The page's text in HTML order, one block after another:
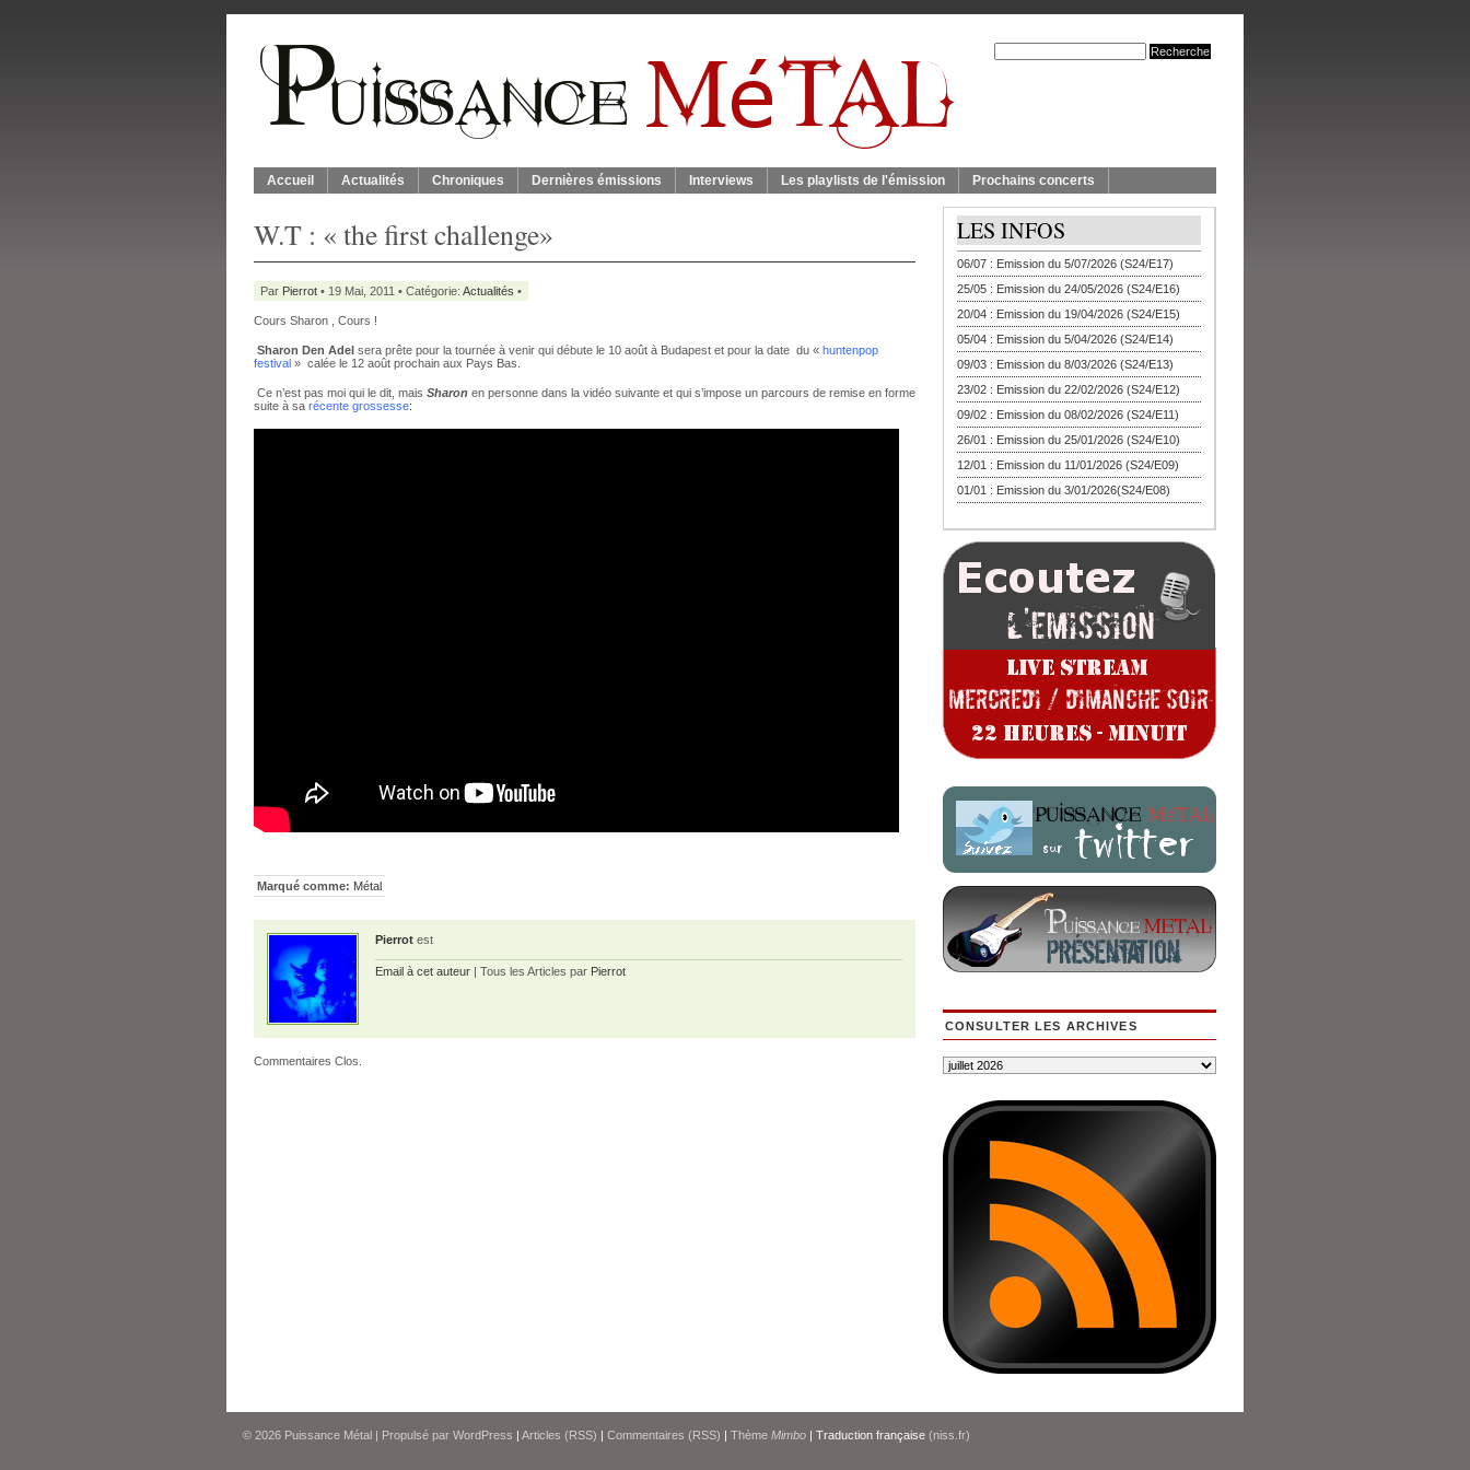
Accueil Actualités Chroniques Dernières émissions Interviews Les playlists de l'émission Prochains concerts
W.T : « the first challenge»
Par Pierrot • 19 Mai, 2011 • Catégorie: Actualités •
Cours Sharon , Cours !
Sharon Den Adel sera prête pour la tournée à venir qui débute le 10 août à Budapest et pour la date du « huntenpop
festival » calée le 12 août prochain aux Pays Bas.
Ce n’est pas moi qui le dit, mais Sharon en personne dans la vidéo suivante et qui s’impose un parcours de remise en forme
suite à sa récente grossesse:
Marqué comme: Métal
Pierrot est
Email à cet auteur | Tous les Articles par Pierrot
Commentaires Clos.
LES INFOS
06/07 : Emission du 5/07/2026 (S24/E17)
25/05 : Emission du 24/05/2026 (S24/E16)
20/04 : Emission du 19/04/2026 (S24/E15)
05/04 : Emission du 5/04/2026 (S24/E14)
09/03 : Emission du 8/03/2026 (S24/E13)
23/02 : Emission du 22/02/2026 (S24/E12)
09/02 : Emission du 08/02/2026 (S24/E11)
26/01 : Emission du 25/01/2026 (S24/E10)
12/01 : Emission du 11/01/2026 (S24/E09)
01/01 : Emission du 3/01/2026(S24/E08)
CONSULTER LES ARCHIVES
© 2026 Puissance Métal | Propulsé par WordPress | Articles (RSS) | Commentaires (RSS) | Thème Mimbo | Traduction française (niss.fr)